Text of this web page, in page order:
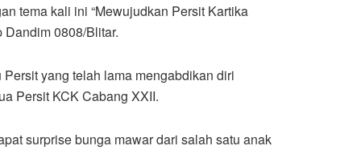
tema kali ini “Mewujudkan Persit Kartika
0808/Blitar.
yang telah lama mengabdikan diri
Persit KCK Cabang XXII.
surprise bunga mawar dari salah satu anak